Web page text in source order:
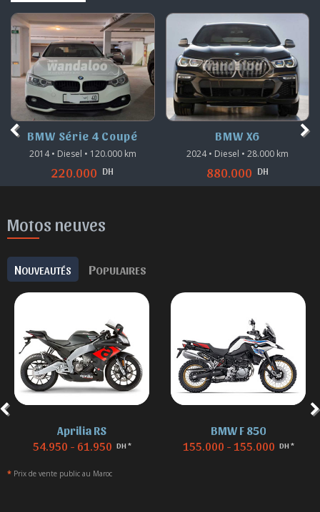
BMW Série 4 Coupé
2014 • Diesel • 120.000 km
220.000 DH
BMW X6
2024 • Diesel • 28.000 km
880.000 DH
Motos neuves
NOUVEAUTÉS POPULAIRES
Aprilia RS
54.950 - 61.950 DH *
BMW F 850
155.000 - 155.000 DH *
* Prix de vente public au Maroc